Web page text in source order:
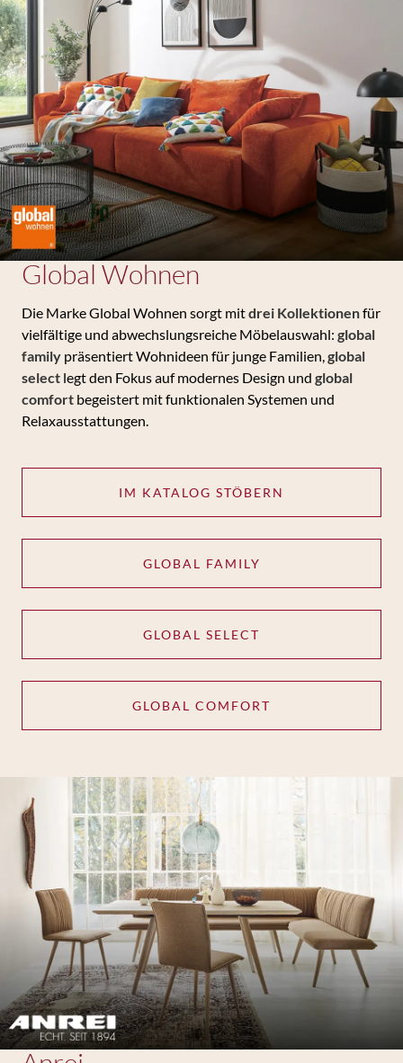
Global Wohnen
Die Marke Global Wohnen sorgt mitdrei Kollektionenfür
vielfältige und abwechslungsreiche Möbelauswahl: global
family präsentiert Wohnideen für junge Familien, global
select legt den Fokus auf modernes Design und global
comfort begeistert mit funktionalen Systemen und
Relaxausstattungen.
IM KATALOG STÖBERN
GLOBAL FAMILY
GLOBAL SELECT
GLOBAL COMFORT